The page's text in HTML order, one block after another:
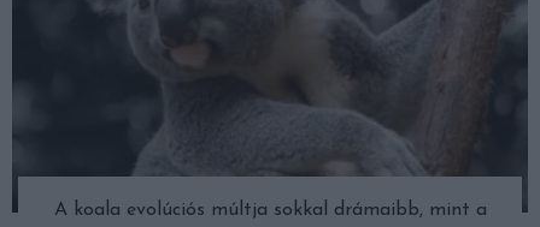
A koala evolúciós múltja sokkal drámaibb, mint a